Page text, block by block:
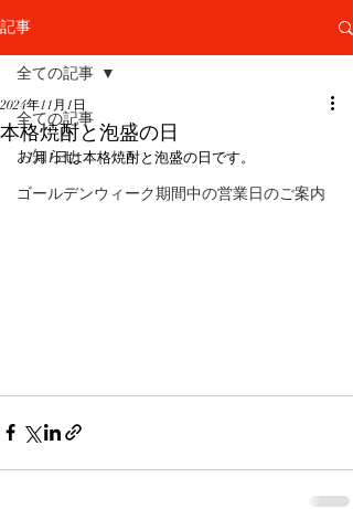
記事
全ての記事
お知らせ
ゴールデンウィーク期間中の営業日のご案内
全ての記事
本格焼酎と泡盛の日
2024年11月1日
11月1日は本格焼酎と泡盛の日です。